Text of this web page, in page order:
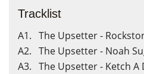
Tracklist
A1. The Upsetter -
A2. The Upsetter - Noah
A3. The Upsetter - Ketch A